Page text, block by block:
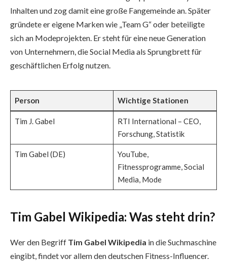
Inhalten und zog damit eine große Fangemeinde an. Später
gründete er eigene Marken wie „Team G“ oder beteiligte
sich an Modeprojekten. Er steht für eine neue Generation
von Unternehmern, die Social Media als Sprungbrett für
geschäftlichen Erfolg nutzen.
Person Wichtige Stationen
Tim J. Gabel
RTI International – CEO,
Forschung, Statistik
Tim Gabel (DE)
YouTube,
Fitnessprogramme, Social
Media, Mode
Tim Gabel Wikipedia: Was steht drin?
Wer den Begriff Tim Gabel Wikipedia in die Suchmaschine
eingibt, findet vor allem den deutschen Fitness-Influencer.